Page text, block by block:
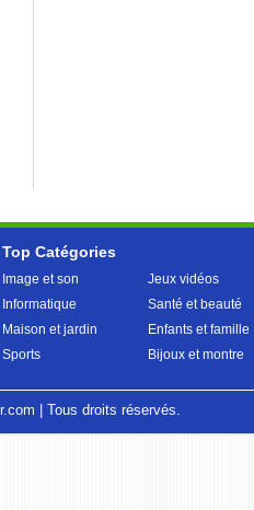
Top Catégories
Image et son
Informatique
Maison et jardin
Sports
Jeux vidéos
Santé et beauté
Enfants et famille
Bijoux et montre
| Tous droits réservés.